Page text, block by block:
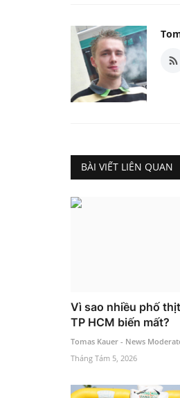
BÀI VIẾT LIÊN QUAN
Vì sao nhiều phố
TP HCM biến mất?
Tomas Kauer - News
Tháng Tám 5, 2026